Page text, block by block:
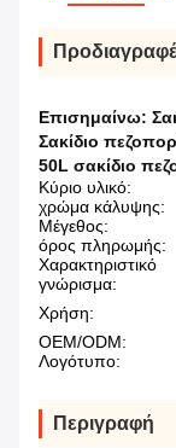
Επισημαίνω:
Σακίδιο
50L σακίδιο
Κύριο υλικό:
χρώμα κάλυψης:
Μέγεθος:
όρος πληρωμής:
Χαρακτηριστικό
γνώρισμα:
Χρήση:
OEM/ODM:
Λογότυπο:
Περιγραφή